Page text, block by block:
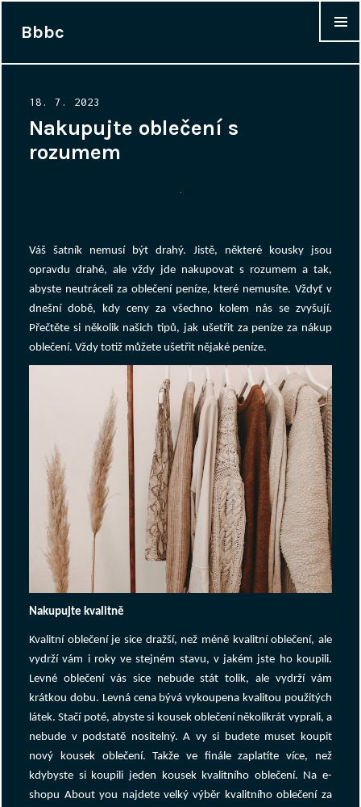
Bbbc
Posted
on
18. 7. 2023
Nakupujte oblečení s
rozumem
Váš šatník nemusí být drahý. Jistě, některé kousky jsou
opravdu drahé, ale vždy jde nakupovat s rozumem a tak,
abyste neutráceli za oblečení peníze, které nemusíte. Vždyť v
dnešní době, kdy ceny za všechno kolem nás se zvyšují.
Přečtěte si několik našich tipů, jak ušetřit za peníze za nákup
oblečení. Vždy totiž můžete ušetřit nějaké peníze.
Nakupujte kvalitně
Kvalitní oblečení je sice dražší, než méně kvalitní oblečení, ale
vydrží vám i roky ve stejném stavu, v jakém jste ho koupili.
Levné oblečení vás sice nebude stát tolik, ale vydrží vám
krátkou dobu. Levná cena bývá vykoupena kvalitou použitých
látek. Stačí poté, abyste si kousek oblečení několikrát vyprali, a
nebude v podstatě nositelný. A vy si budete muset koupit
nový kousek oblečení. Takže ve finále zaplatíte více, než
kdybyste si koupili jeden kousek kvalitního oblečení. Na e-
shopu About you najdete velký výběr kvalitního oblečení za